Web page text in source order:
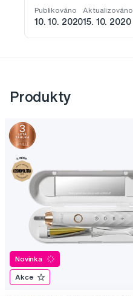
Publikováno
10. 10. 2020
Aktualizováno
15. 10. 2020
Produkty
Novinka
Akce